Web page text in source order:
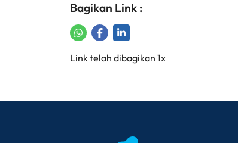
Bagikan Link :
Share on WhatsApp
Share on Facebook
Share on LinkedIn
Link telah dibagikan 1x